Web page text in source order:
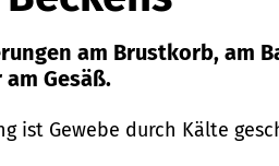
am Brustkorb, am
Gesäß.
ist Gewebe durch Kälte